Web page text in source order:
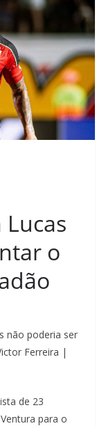
o
não poderia ser
Ferreira |
de 23
para o